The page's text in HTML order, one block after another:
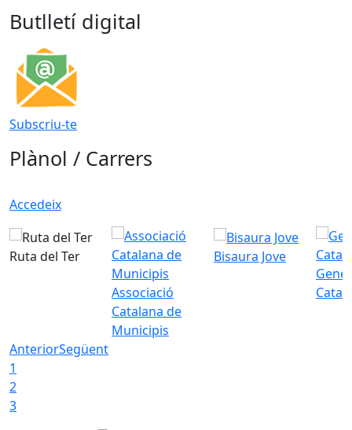
Butlletí digital
Subscriu-te
Plànol / Carrers
Accedeix
Ruta del Ter
Associació
Catalana de
Municipis
Bisaura Jove
AnteriorSegüent
1
2
3